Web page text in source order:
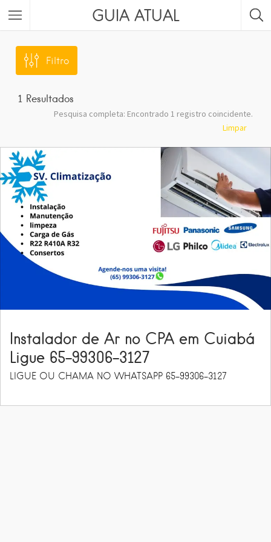
GUIA ATUAL
Filtro
1 Resultados
Pesquisa completa: Encontrado 1 registro coincidente.
Limpar
Instalador de Ar no CPA em Cuiabá
Ligue 65-99306-3127
LIGUE OU CHAMA NO WHATSAPP 65-99306-3127